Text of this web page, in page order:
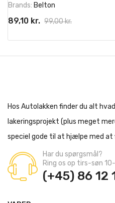
Brands: Belton
89,10 kr. 99,00 kr.
Hos Autolakken finder du alt
lakeringsprojekt (plus meget
speciel gode til at hjælpe med
Har du spørgsmål?
Ring os op tirs-søn
(+45) 86 12